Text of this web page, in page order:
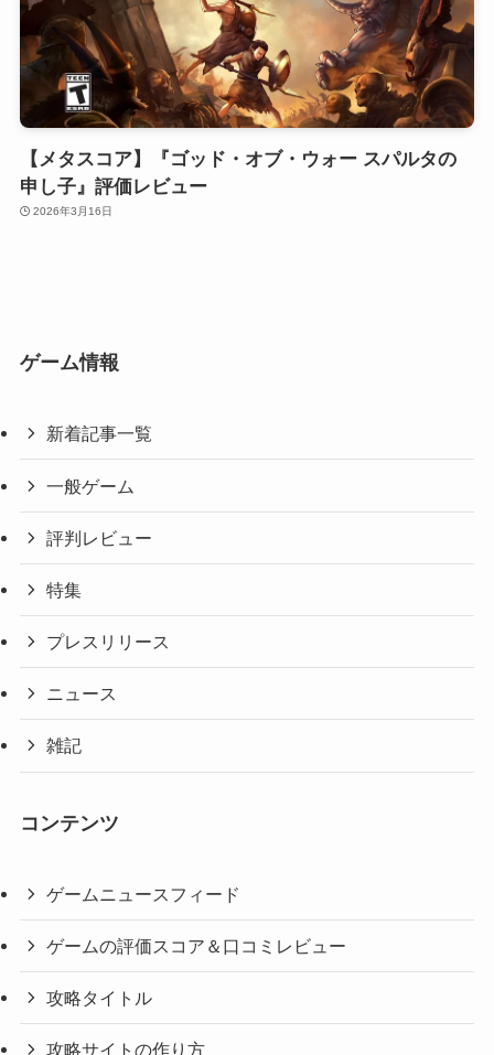
【メタスコア】『ゴッド・オブ・ウォー スパルタの
申し子』評価レビュー
2026年3月16日
ゲーム情報
新着記事一覧
一般ゲーム
評判レビュー
特集
プレスリリース
ニュース
雑記
コンテンツ
ゲームニュースフィード
ゲームの評価スコア＆口コミレビュー
攻略タイトル
攻略サイトの作り方